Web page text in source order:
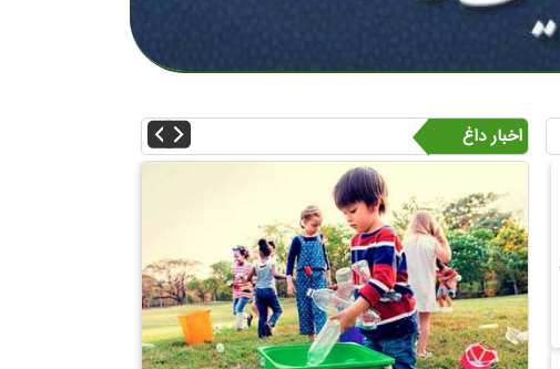
www.pasmandrobatkarim.ir
اخبار داغ